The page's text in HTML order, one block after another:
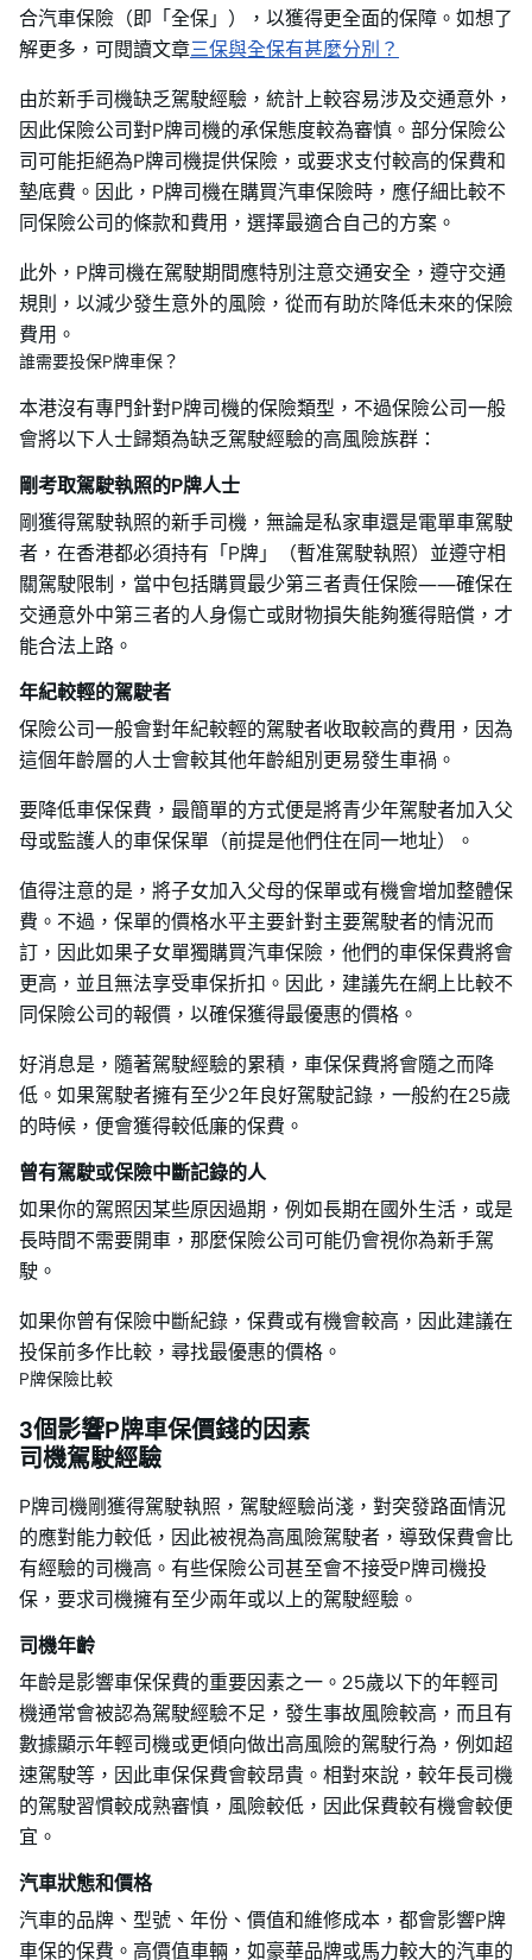
合汽車保險（即「全保」），以獲得更全面的保障。如想了
解更多，可閱讀文章三保與全保有甚麼分別？
由於新手司機缺乏駕駛經驗，統計上較容易涉及交通意外，
因此保險公司對P牌司機的承保態度較為審慎。部分保險公
司可能拒絕為P牌司機提供保險，或要求支付較高的保費和
墊底費。因此，P牌司機在購買汽車保險時，應仔細比較不
同保險公司的條款和費用，選擇最適合自己的方案。
此外，P牌司機在駕駛期間應特別注意交通安全，遵守交通
規則，以減少發生意外的風險，從而有助於降低未來的保險
費用。
誰需要投保P牌車保？
本港沒有專門針對P牌司機的保險類型，不過保險公司一般
會將以下人士歸類為缺乏駕駛經驗的高風險族群：
剛考取駕駛執照的P牌人士
剛獲得駕駛執照的新手司機，無論是私家車還是電單車駕駛
者，在香港都必須持有「P牌」（暫准駕駛執照）並遵守相
關駕駛限制，當中包括購買最少第三者責任保險——確保在
交通意外中第三者的人身傷亡或財物損失能夠獲得賠償，才
能合法上路。
年紀較輕的駕駛者
保險公司一般會對年紀較輕的駕駛者收取較高的費用，因為
這個年齡層的人士會較其他年齡組別更易發生車禍。
要降低車保保費，最簡單的方式便是將青少年駕駛者加入父
母或監護人的車保保單（前提是他們住在同一地址）。
值得注意的是，將子女加入父母的保單或有機會增加整體保
費。不過，保單的價格水平主要針對主要駕駛者的情況而
訂，因此如果子女單獨購買汽車保險，他們的車保保費將會
更高，並且無法享受車保折扣。因此，建議先在網上比較不
同保險公司的報價，以確保獲得最優惠的價格。
好消息是，隨著駕駛經驗的累積，車保保費將會隨之而降
低。如果駕駛者擁有至少2年良好駕駛記錄，一般約在25歲
的時候，便會獲得較低廉的保費。
曾有駕駛或保險中斷記錄的人
如果你的駕照因某些原因過期，例如長期在國外生活，或是
長時間不需要開車，那麼保險公司可能仍會視你為新手駕
駛。
如果你曾有保險中斷紀錄，保費或有機會較高，因此建議在
投保前多作比較，尋找最優惠的價格。
P牌保險比較
3個影響P牌車保價錢的因素
司機駕駛經驗
P牌司機剛獲得駕駛執照，駕駛經驗尚淺，對突發路面情況
的應對能力較低，因此被視為高風險駕駛者，導致保費會比
有經驗的司機高。有些保險公司甚至會不接受P牌司機投
保，要求司機擁有至少兩年或以上的駕駛經驗。
司機年齡
年齡是影響車保保費的重要因素之一。25歲以下的年輕司
機通常會被認為駕駛經驗不足，發生事故風險較高，而且有
數據顯示年輕司機或更傾向做出高風險的駕駛行為，例如超
速駕駛等，因此車保保費會較昂貴。相對來說，較年長司機
的駕駛習慣較成熟審慎，風險較低，因此保費較有機會較便
宜。
汽車狀態和價格
汽車的品牌、型號、年份、價值和維修成本，都會影響P牌
車保的保費。高價值車輛，如豪華品牌或馬力較大的汽車的